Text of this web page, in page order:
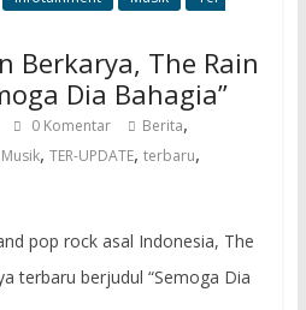
Berkarya, The Rain
Dia Bahagia”
0 Komentar Berita,
Musik, TER-UPDATE, terbaru,
pop rock asal Indonesia, The
terbaru berjudul “Semoga Dia